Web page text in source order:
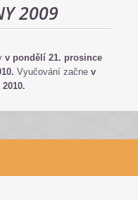
2009
v pondělí 21. prosince
Vyučování začne v